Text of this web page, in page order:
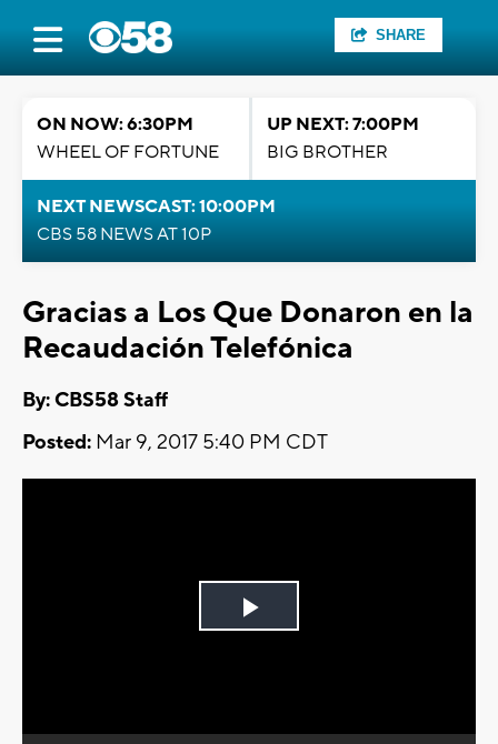
SHARE
ON NOW: 6:30PM
WHEEL OF FORTUNE
UP NEXT: 7:00PM
BIG BROTHER
NEXT NEWSCAST: 10:00PM
CBS 58 NEWS AT 10P
Gracias a Los Que Donaron en la
Recaudación Telefónica
By: CBS58 Staff
Posted: Mar 9, 2017 5:40 PM CDT
Play